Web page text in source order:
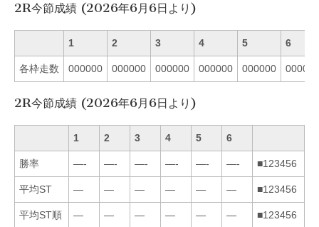
2R今節成績 (2026年6月6日より)
1 2 3 4 5 6
各枠走数 000000 000000 000000 000000 000000 000000
2R今節成績 (2026年6月6日より)
1 2 3 4 5 6
勝率 —- —- —- —- —- —- ■123456
平均ST — — — — — — ■123456
平均ST順 — — — — — — ■123456